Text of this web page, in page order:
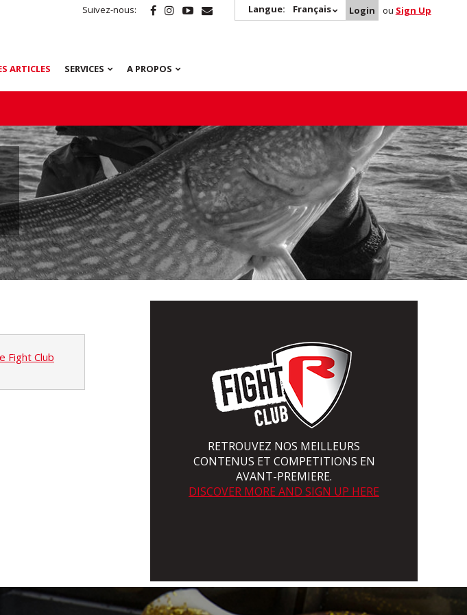
Suivez-nous: Langue: Français Login ou Sign Up
ARTICLES SERVICES A PROPOS
Fight Club
RETROUVEZ NOS MEILLEURS
CONTENUS ET COMPETITIONS EN
AVANT-PREMIERE.
DISCOVER MORE AND SIGN UP HERE